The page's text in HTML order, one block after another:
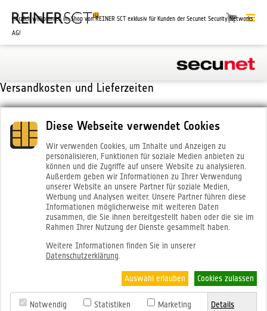
Diese Webseite verwendet Cookies
Wir verwenden Cookies, um Inhalte und Anzeigen zu
personalisieren, Funktionen für soziale Medien anbieten zu
können und die Zugriffe auf unsere Website zu analysieren.
Außerdem geben wir Informationen zu Ihrer Verwendung
unserer Website an unsere Partner für soziale Medien,
Werbung und Analysen weiter. Unsere Partner führen diese
Informationen möglicherweise mit weiteren Daten
zusammen, die Sie ihnen bereitgestellt haben oder die sie im
Rahmen Ihrer Nutzung der Dienste gesammelt haben.
Weitere Informationen finden Sie in unserer
Datenschutzerklärung
Auswahl erlauben Cookies zulassen
Notwendig Statistiken Marketing
Details
Herzlich willkommen im Shop von REINER SCT exklusiv für Kunden der Secunet Security Networks
AG!
Versandkosten und Lieferzeiten
Deutschland
6,95€
Belgien, Dänemark, Luxemburg,
Niederlande, Österreich,
Tschechische Republik
20,67€
Liechtenstein, Schweiz, UK 31,27€
20,67€
1-3 Tage
Italien, Polen, Slowakei,
21,15€ 2-4 Tage
Schweden, Spanien 21,87€
33,32€
3-4 Tage
Indien
76,18€
2-7 Tage
Kanarische Inseln
76,18€